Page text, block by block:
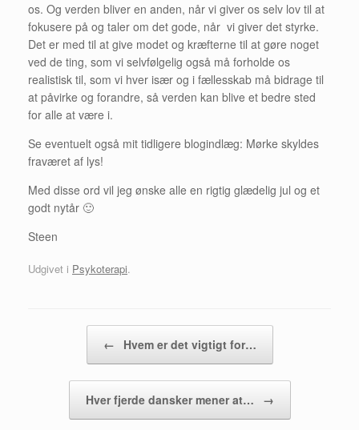
os. Og verden bliver en anden, når vi giver os selv lov til at
fokusere på og taler om det gode, når vi giver det styrke.
Det er med til at give modet og kræfterne til at gøre noget
ved de ting, som vi selvfølgelig også må forholde os
realistisk til, som vi hver især og i fællesskab må bidrage til
at påvirke og forandre, så verden kan blive et bedre sted
for alle at være i.
Se eventuelt også mit tidligere blogindlæg: Mørke skyldes
fraværet af lys!
Med disse ord vil jeg ønske alle en rigtig glædelig jul og et
godt nytår 🙂
Steen
Udgivet i Psykoterapi.
← Hvem er det vigtigt for…
Hver fjerde dansker mener at… →